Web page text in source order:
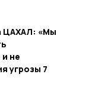
ЦАХАЛ: «Мы
не
угрозы 7